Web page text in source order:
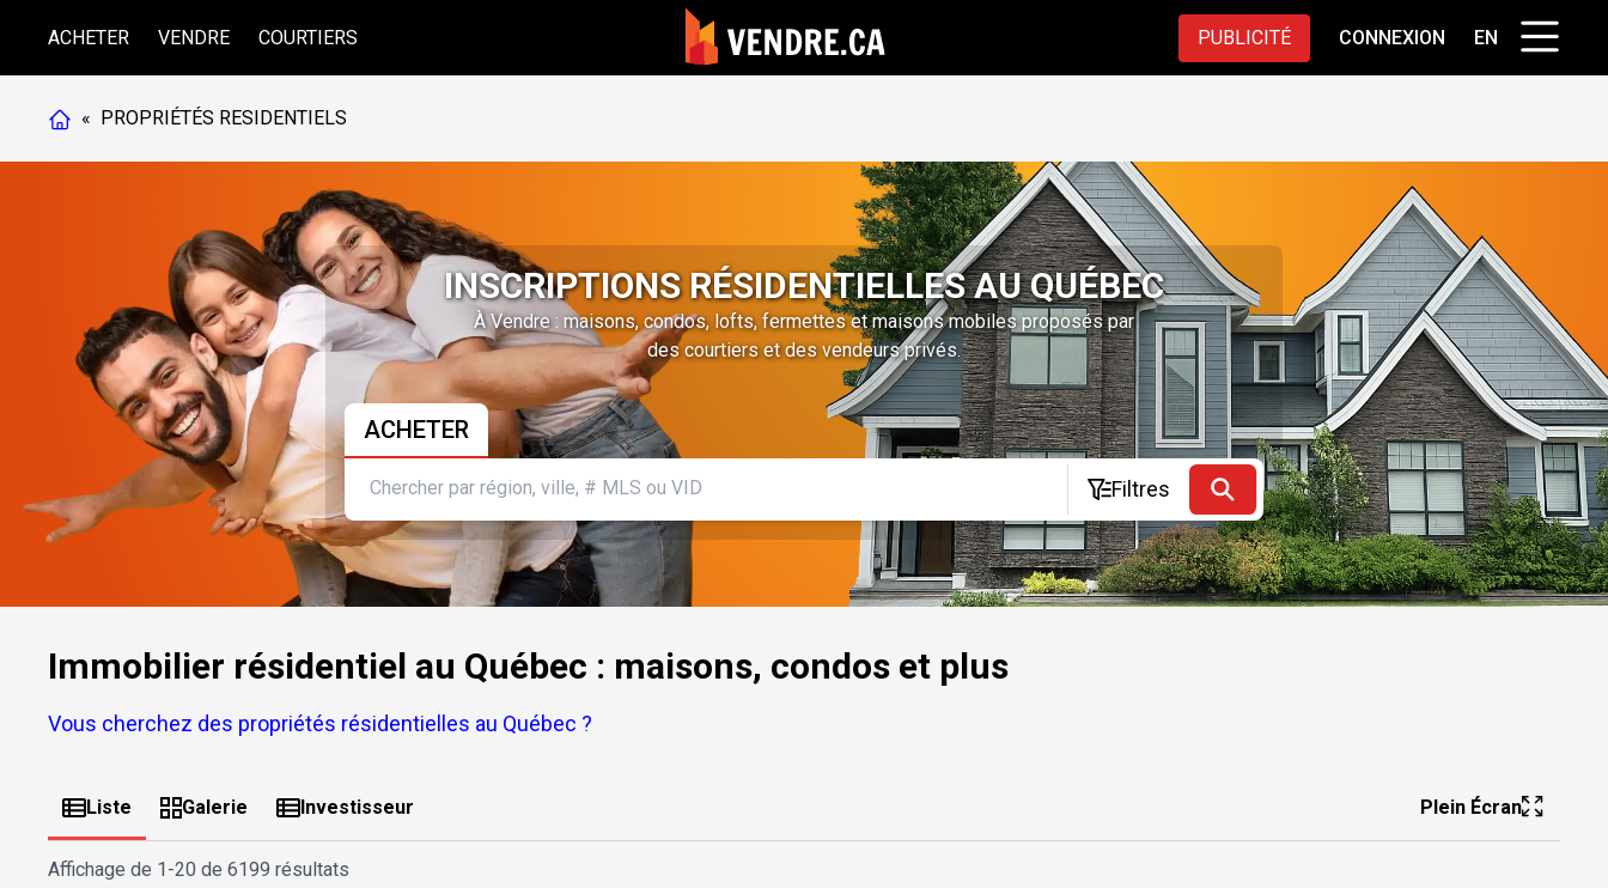
ACHETER VENDRE COURTIERS PUBLICITÉ CONNEXION EN
« PROPRIÉTÉS RESIDENTIELS
INSCRIPTIONS RÉSIDENTIELLES AU QUÉBEC
À Vendre : maisons, condos, lofts, fermettes et maisons mobiles proposés par
des courtiers et des vendeurs privés.
ACHETER
Filtres
Immobilier résidentiel au Québec : maisons, condos et plus
Vous cherchez des propriétés résidentielles au Québec ?
Liste Galerie Investisseur Plein Écran
Affichage de 1-20 de 6199 résultats